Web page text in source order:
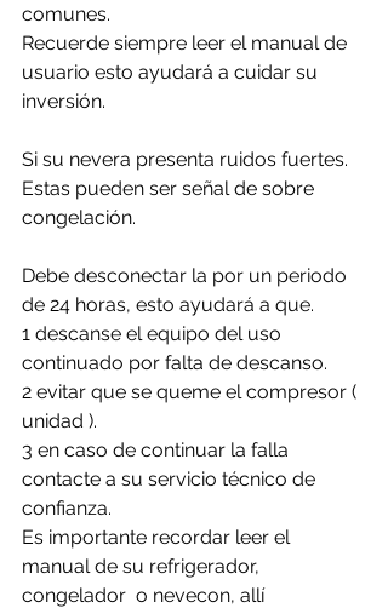
comunes.
Recuerde siempre leer el manual de
usuario esto ayudará a cuidar su
inversión.
Si su nevera presenta ruidos fuertes.
Estas pueden ser señal de sobre
congelación.
Debe desconectar la por un periodo
de 24 horas, esto ayudará a que.
1 descanse el equipo del uso
continuado por falta de descanso.
2 evitar que se queme el compresor (
unidad ).
3 en caso de continuar la falla
contacte a su servicio técnico de
confianza.
Es importante recordar leer el
manual de su refrigerador,
congelador  o nevecon, allí